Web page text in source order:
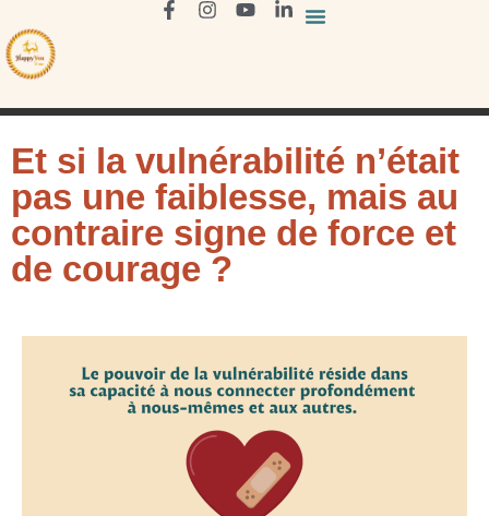
Et si la vulnérabilité n’était
pas une faiblesse, mais au
contraire signe de force et
de courage ?